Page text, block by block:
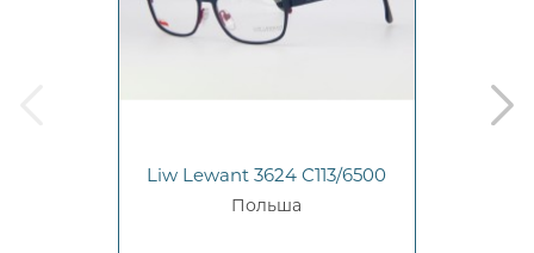
Liw Lewant 3624 C113/6500
Польша
next